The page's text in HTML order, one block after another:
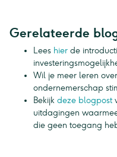
Gerelateerde
Lees hier de
Wil je meer leren
ondernemerschap
Bekijk deze blogpost
uitdagingen
die geen toegang